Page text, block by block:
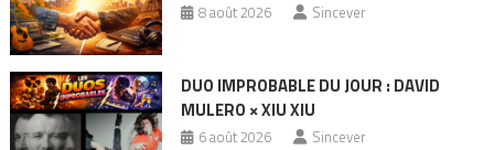
8 août 2026 Sincever
DUO IMPROBABLE DU JOUR : DAVID
MULERO × XIU XIU
6 août 2026 Sincever